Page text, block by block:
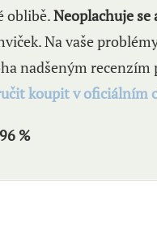
oblibě.Neoplachuje se
Na vaše
nadšeným
koupit v oficiálním
%